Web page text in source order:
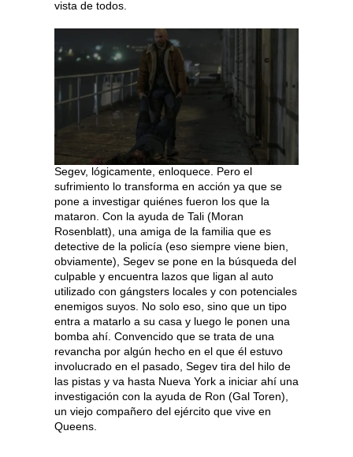
vista de todos.
Segev, lógicamente, enloquece. Pero el
sufrimiento lo transforma en acción ya que se
pone a investigar quiénes fueron los que la
mataron. Con la ayuda de Tali (Moran
Rosenblatt), una amiga de la familia que es
detective de la policía (eso siempre viene bien,
obviamente), Segev se pone en la búsqueda del
culpable y encuentra lazos que ligan al auto
utilizado con gángsters locales y con potenciales
enemigos suyos. No solo eso, sino que un tipo
entra a matarlo a su casa y luego le ponen una
bomba ahí. Convencido que se trata de una
revancha por algún hecho en el que él estuvo
involucrado en el pasado, Segev tira del hilo de
las pistas y va hasta Nueva York a iniciar ahí una
investigación con la ayuda de Ron (Gal Toren),
un viejo compañero del ejército que vive en
Queens.